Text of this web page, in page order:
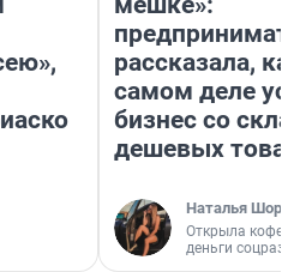
рассказала,
самом деле
бизнес со
дешевых
Наталья
Открыла
деньги